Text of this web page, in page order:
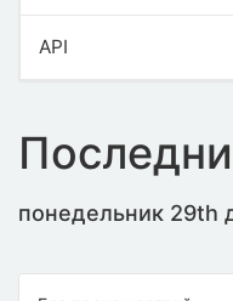
API
понедельник 29th